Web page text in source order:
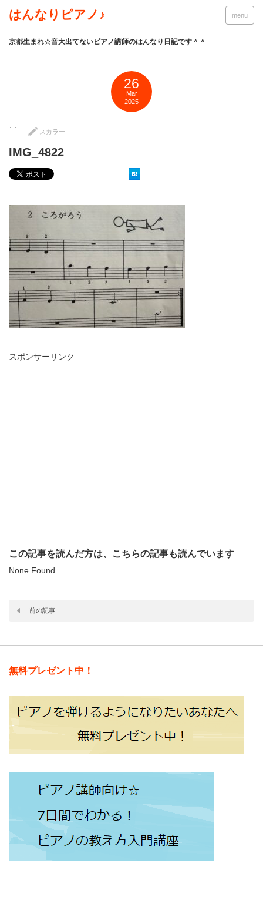
はんなりピアノ♪ menu
京都生まれ☆音大出てないピアノ講師のはんなり日記です＾＾
26
Mar
2025
スカラー
IMG_4822
スポンサーリンク
この記事を読んだ方は、こちらの記事も読んでいます
None Found
前の記事
無料プレゼント中！